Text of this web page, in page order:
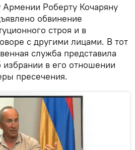
Роберту Кочаряну
обвинение
строя и в
с другими лицами. В тот
служба представила
избрании в его отношении
пресечения.